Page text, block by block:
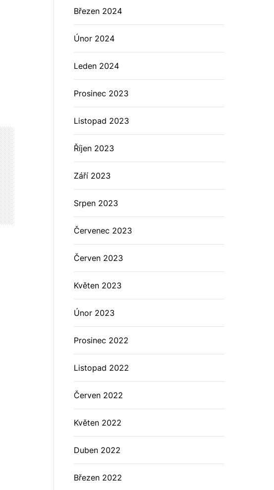
Březen 2024
Únor 2024
Leden 2024
Prosinec 2023
Listopad 2023
Říjen 2023
Září 2023
Srpen 2023
Červenec 2023
Červen 2023
Květen 2023
Únor 2023
Prosinec 2022
Listopad 2022
Červen 2022
Květen 2022
Duben 2022
Březen 2022